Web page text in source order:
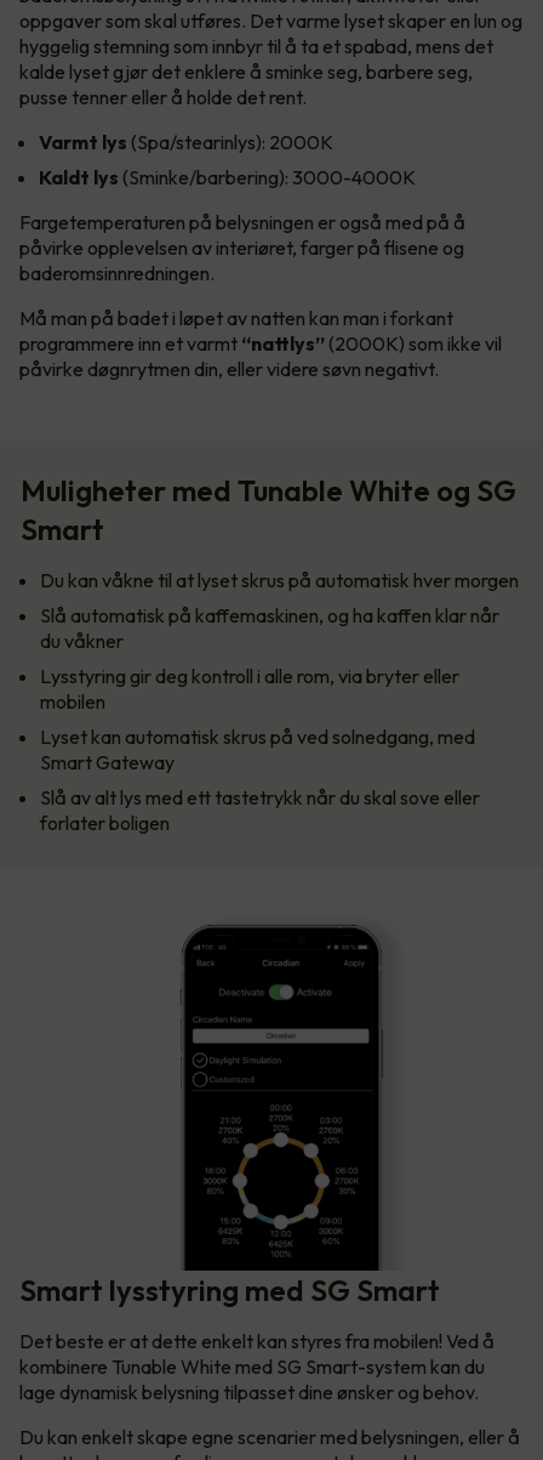
oppgaver som skal utføres. Det varme lyset skaper en lun og
hyggelig stemning som innbyr til å ta et spabad, mens det
kalde lyset gjør det enklere å sminke seg, barbere seg,
pusse tenner eller å holde det rent.
Varmt lys (Spa/stearinlys): 2000K
Kaldt lys (Sminke/barbering): 3000-4000K
Fargetemperaturen på belysningen er også med på å
påvirke opplevelsen av interiøret, farger på flisene og
baderomsinnredningen.
Må man på badet i løpet av natten kan man i forkant
programmere inn et varmt “nattlys” (2000K) som ikke vil
påvirke døgnrytmen din, eller videre søvn negativt.
Muligheter med Tunable White og SG
Smart
Du kan våkne til at lyset skrus på automatisk hver morgen
Slå automatisk på kaffemaskinen, og ha kaffen klar når
du våkner
Lysstyring gir deg kontroll i alle rom, via bryter eller
mobilen
Lyset kan automatisk skrus på ved solnedgang, med
Smart Gateway
Slå av alt lys med ett tastetrykk når du skal sove eller
forlater boligen
Smart lysstyring med SG Smart
Det beste er at dette enkelt kan styres fra mobilen! Ved å
kombinere Tunable White med SG Smart-system kan du
lage dynamisk belysning tilpasset dine ønsker og behov.
Du kan enkelt skape egne scenarier med belysningen, eller å